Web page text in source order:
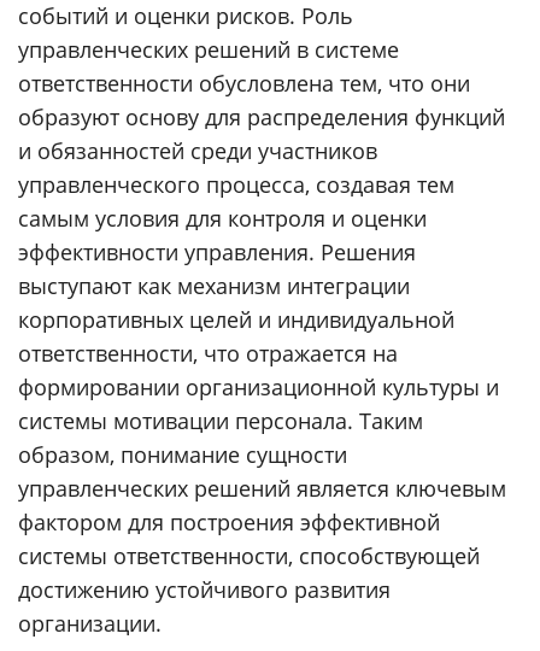
событий и оценки рисков. Роль
управленческих решений в системе
ответственности обусловлена тем, что они
образуют основу для распределения функций
и обязанностей среди участников
управленческого процесса, создавая тем
самым условия для контроля и оценки
эффективности управления. Решения
выступают как механизм интеграции
корпоративных целей и индивидуальной
ответственности, что отражается на
формировании организационной культуры и
системы мотивации персонала. Таким
образом, понимание сущности
управленческих решений является ключевым
фактором для построения эффективной
системы ответственности, способствующей
достижению устойчивого развития
организации.